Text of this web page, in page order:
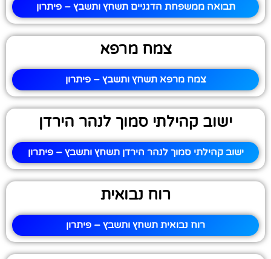
תבואה ממשפחת הדגניים תשחץ ותשבץ – פיתרון
צמח מרפא
צמח מרפא תשחץ ותשבץ – פיתרון
ישוב קהילתי סמוך לנהר הירדן
ישוב קהילתי סמוך לנהר הירדן תשחץ ותשבץ – פיתרון
רוח נבואית
רוח נבואית תשחץ ותשבץ – פיתרון